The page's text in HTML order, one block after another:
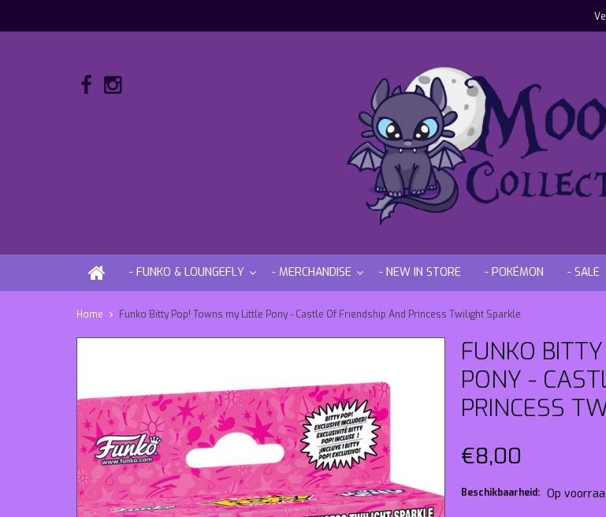
- FUNKO & LOUNGEFLY - MERCHANDISE - NEW IN STORE - POKÉMON - SALE
Home Funko Bitty Pop! Towns my Little Pony - Castle Of Friendship And Princess Twilight Sparkle
FUNKO
PONY -
PRINCESS
€8,00
Beschikbaarheid: Op